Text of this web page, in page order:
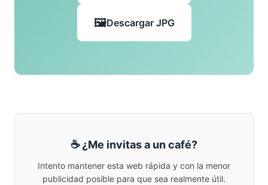
Descargar JPG
☕ ¿Me invitas a un café?
Intento mantener esta web rápida y con la menor
publicidad posible para que sea realmente útil.